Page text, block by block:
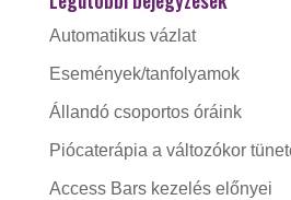
Automatikus vázlat
Események/tanfolyamok
Állandó csoportos óráink
Piócaterápia a változókor
Access Bars kezelés előnyei